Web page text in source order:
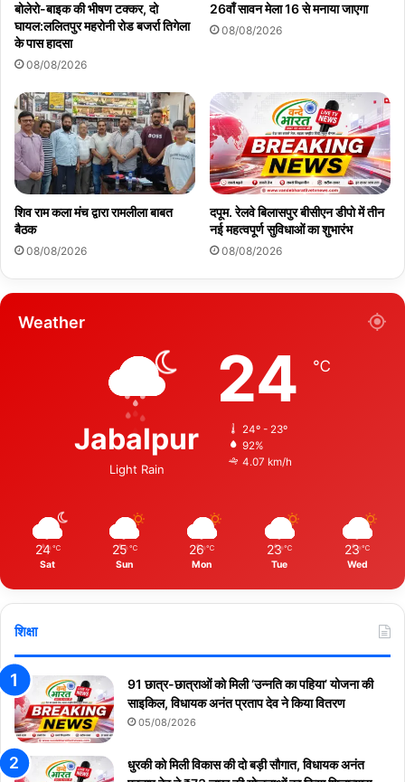
बोलेरो-बाइक की भीषण टक्कर, दो
घायल:ललितपुर महरोनी रोड बजर्रा तिगेला
के पास हादसा
08/08/2026
26वाँ सावन मेला 16 से मनाया जाएगा
08/08/2026
शिव राम कला मंच द्वारा रामलीला बाबत
बैठक
08/08/2026
दपूम. रेलवे बिलासपुर बीसीएन डीपो में तीन
नई महत्वपूर्ण सुविधाओं का शुभारंभ
08/08/2026
Weather
Jabalpur
Light Rain
24 ℃
24º - 23º
92%
4.07 km/h
24 ℃
Sat
25 ℃
Sun
26 ℃
Mon
23 ℃
Tue
23 ℃
Wed
शिक्षा
91 छात्र-छात्राओं को मिली ‘उन्नति का पहिया’ योजना की
साइकिल, विधायक अनंत प्रताप देव ने किया वितरण
05/08/2026
धुरकी को मिली विकास की दो बड़ी सौगात, विधायक अनंत